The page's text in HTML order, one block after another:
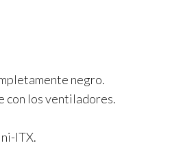
negro.
con los ventiladores.
ITX.